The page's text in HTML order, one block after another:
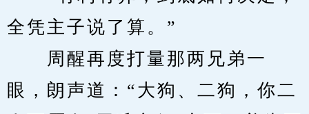
全凭主子说了算。”
周醒再度打量那两兄弟一
眼，朗声道：“大狗、二狗，你二